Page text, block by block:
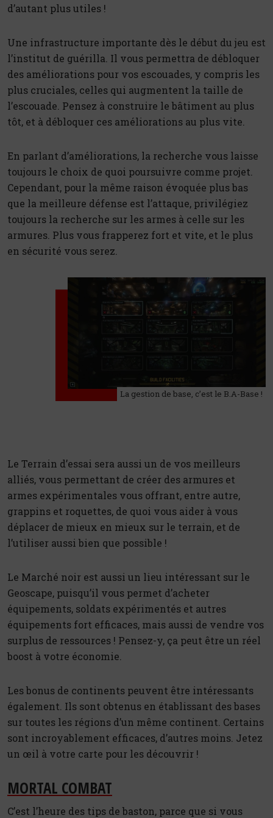
d’autant plus utiles !
Une infrastructure importante dès le début du jeu est
l’institut de guérilla. Il vous permettra de débloquer
des améliorations pour vos escouades, y compris les
plus cruciales, celles qui augmentent la taille de
l’escouade. Pensez à construire le bâtiment au plus
tôt, et à débloquer ces améliorations au plus vite.
En parlant d’améliorations, la recherche vous laisse
toujours le choix de quoi poursuivre comme projet.
Cependant, pour la même raison évoquée plus bas
que la meilleure défense est l’attaque, privilégiez
toujours la recherche sur les armes à celle sur les
armures. Plus vous frapperez fort et vite, et le plus
en sécurité vous serez.
La gestion de base, c’est le B.A-Base !
Le Terrain d’essai sera aussi un de vos meilleurs
alliés, vous permettant de créer des armures et
armes expérimentales vous offrant, entre autre,
grappins et roquettes, de quoi vous aider à vous
déplacer de mieux en mieux sur le terrain, et de
l’utiliser aussi bien que possible !
Le Marché noir est aussi un lieu intéressant sur le
Geoscape, puisqu’il vous permet d’acheter
équipements, soldats expérimentés et autres
équipements fort efficaces, mais aussi de vendre vos
surplus de ressources ! Pensez-y, ça peut être un réel
boost à votre économie.
Les bonus de continents peuvent être intéressants
également. Ils sont obtenus en établissant des bases
sur toutes les régions d’un même continent. Certains
sont incroyablement efficaces, d’autres moins. Jetez
un œil à votre carte pour les découvrir !
MORTAL COMBAT
C’est l’heure des tips de baston, parce que si vous